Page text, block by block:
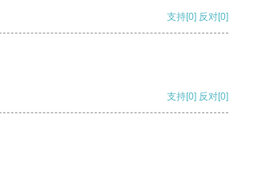
支持[0] 反对[0]
支持[0] 反对[0]